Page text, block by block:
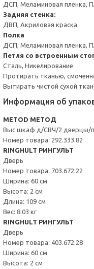
ДСП, Меламиновая пленка,
Задняя стенка:
ДВП, Акриловая краска
Полка
ДСП, Меламиновая пленка,
Петля со встроенным
Сталь, Никелирование
Протирать тканью,
Вытирать чистой сухой
Информация об
METOD МЕТОД
Выс шкаф д/СВЧ/2 дверцы/
Номер товара: 292.333.82
RINGHULT РИНГУЛЬТ
Дверь
Номер товара: 703.672.22
Ширина: 60 см
Высота: 2 см
Длина: 109 см
Вес: 8.03 кг
RINGHULT РИНГУЛЬТ
Дверь
Номер товара: 403.672.28
Ширина: 60 см
Высота: 2 см